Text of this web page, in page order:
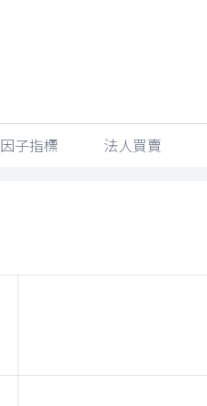
因子指標 法人買賣